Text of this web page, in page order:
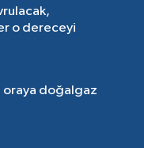
o dereceyi
oraya doğalgaz